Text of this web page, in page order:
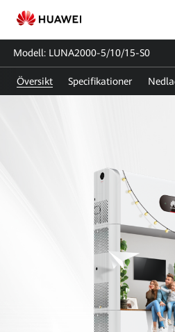
LUNA2000-
5-
10-
15-
FusionSolar
Modell: LUNA2000-5/10/15-S0
Översikt Specifikationer